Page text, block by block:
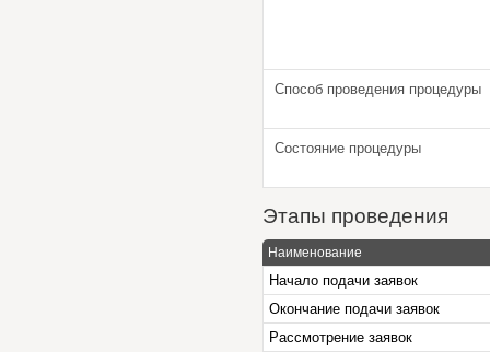
Способ проведения процедуры
Состояние процедуры
Этапы проведения
Наименование
Начало подачи заявок
Окончание подачи заявок
Рассмотрение заявок